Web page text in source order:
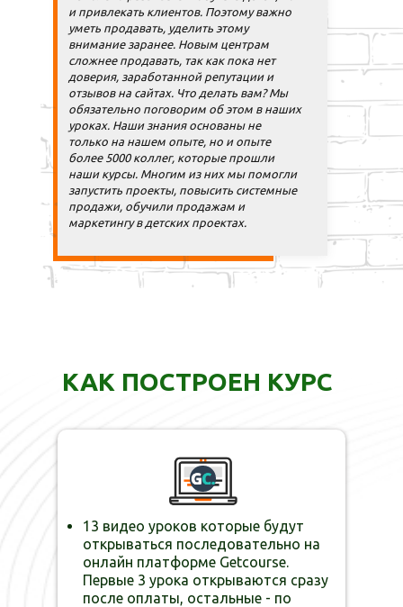
и привлекать клиентов. Поэтому важно
уметь продавать, уделить этому
внимание заранее. Новым центрам
сложнее продавать, так как пока нет
доверия, заработанной репутации и
отзывов на сайтах. Что делать вам? Мы
обязательно поговорим об этом в наших
уроках. Наши знания основаны не
только на нашем опыте, но и опыте
более 5000 коллег, которые прошли
наши курсы. Многим из них мы помогли
запустить проекты, повысить системные
продажи, обучили продажам и
маркетингу в детских проектах.
13 видео уроков которые будут
открываться последовательно на
онлайн платформе Getcourse.
Первые 3 урока открываются сразу
после оплаты, остальные - по
КАК ПОСТРОЕН КУРС